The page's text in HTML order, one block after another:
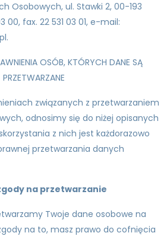
Osobowych, ul. Stawki 2, 00-193
00, fax. 22 531 03 01, e-mail:
OSÓB, KTÓRYCH DANE SĄ
PRZETWARZANE
związanych z przetwarzaniem
odnosimy się do niżej opisanych
z nich jest każdorazowo
przetwarzania danych
na przetwarzanie
Twoje dane osobowe na
na to, masz prawo do cofnięcia